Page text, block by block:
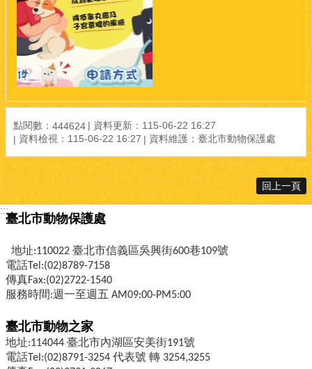
點閱數： 444624 資料更新： 115-06-22 16:27
資料檢視： 115-06-22 16:27 資料維護： 臺北市動物保護處
回上一頁
:::
臺北市動物保護處
地址:110022 臺北市信義區吳興街600巷109號
電話Tel:(02)8789-7158
傳真Fax:(02)2722-1540
服務時間:週一至週五 AM09:00-PM5:00
臺北市動物之家
地址:114044 臺北市內湖區安美街191號
電話Tel:(02)8791-3254 代表號 轉 3254,3255